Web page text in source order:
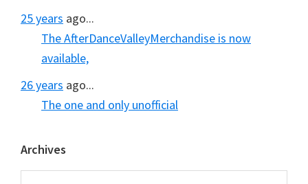
25 years ago...
The AfterDanceValleyMerchandise is now
available,
26 years ago...
The one and only unofficial
Archives